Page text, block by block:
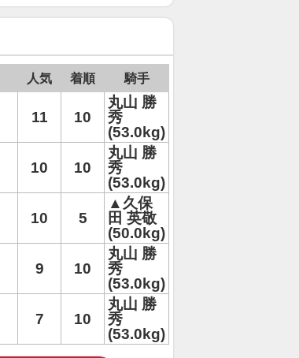
人気 着順 騎手
11 10
丸山 勝
秀
(53.0kg)
10 10
丸山 勝
秀
(53.0kg)
10 5
▲久保
田 英敬
(50.0kg)
9 10
丸山 勝
秀
(53.0kg)
7 10
丸山 勝
秀
(53.0kg)